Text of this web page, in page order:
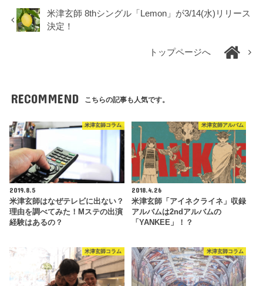
米津玄師 8thシングル「Lemon」が3/14(水)リリース
決定！
トップページへ
RECOMMEND こちらの記事も人気です。
米津玄師コラム
2019.8.5
米津玄師はなぜテレビに出ない？
理由を調べてみた！Mステの出演
経験はあるの？
米津玄師アルバム
2018.4.26
米津玄師「アイネクライネ」収録
アルバムは2ndアルバムの
「YANKEE」！？
米津玄師コラム 米津玄師コラム